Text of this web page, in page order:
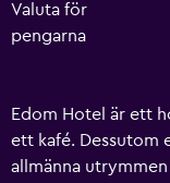
Valuta för
pengarna
Edom Hotel är ett
ett kafé. Dessutom
allmänna